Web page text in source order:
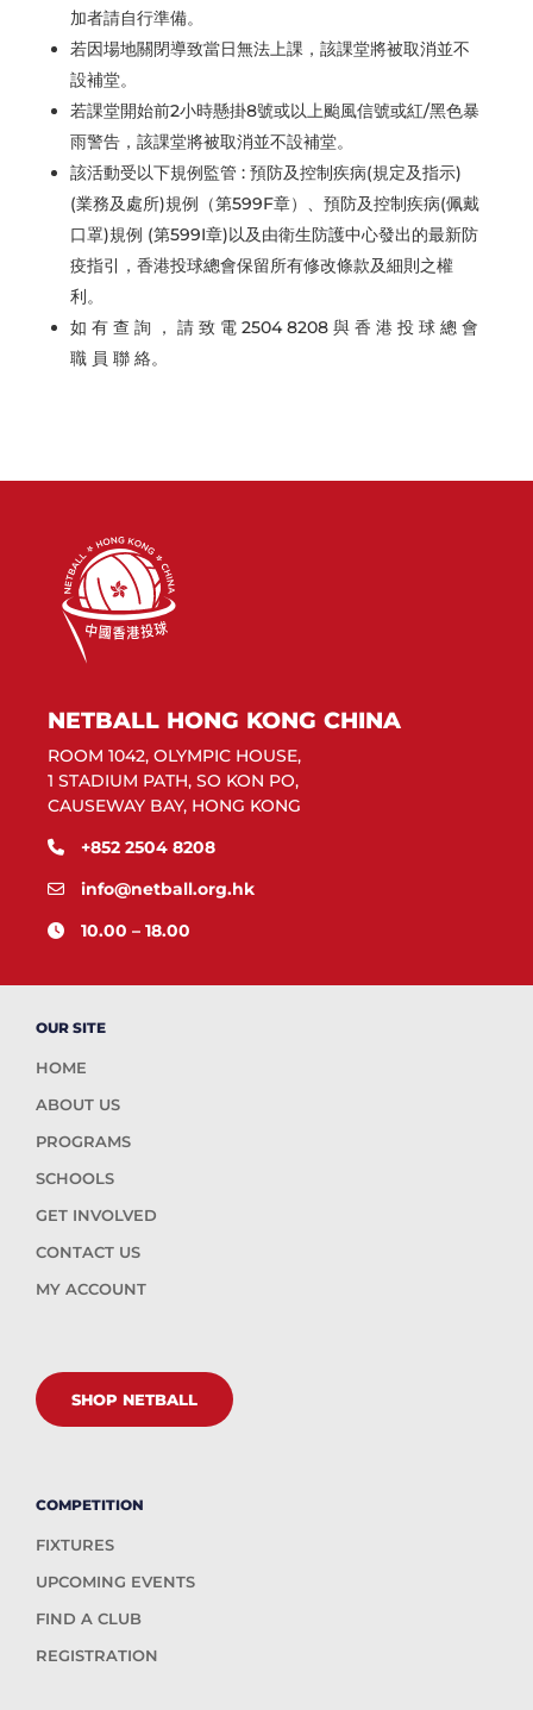
加者請自行準備。
若因場地關閉導致當日無法上課，該課堂將被取消並不
設補堂。
若課堂開始前2小時懸掛8號或以上颱風信號或紅/黑色暴
雨警告，該課堂將被取消並不設補堂。
該活動受以下規例監管 : 預防及控制疾病(規定及指示)
(業務及處所)規例（第599F章）、預防及控制疾病(佩戴
口罩)規例 (第599I章)以及由衛生防護中心發出的最新防
疫指引，香港投球總會保留所有修改條款及細則之權
利。
如 有 查 詢 ， 請 致 電 2504 8208 與 香 港 投 球 總 會
職 員 聯 絡。
NETBALL HONG KONG CHINA
ROOM 1042, OLYMPIC HOUSE,
1 STADIUM PATH, SO KON PO,
CAUSEWAY BAY, HONG KONG
+852 2504 8208
info@netball.org.hk
10.00 – 18.00
OUR SITE
HOME
ABOUT US
PROGRAMS
SCHOOLS
GET INVOLVED
CONTACT US
MY ACCOUNT
SHOP NETBALL
COMPETITION
FIXTURES
UPCOMING EVENTS
FIND A CLUB
REGISTRATION